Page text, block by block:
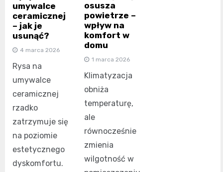
umywalce
ceramicznej
– jak je
usunąć?
4 marca 2026
Rysa na
umywalce
ceramicznej
rzadko
zatrzymuje się
na poziomie
estetycznego
dyskomfortu.
osusza
powietrze –
wpływ na
komfort w
domu
1 marca 2026
Klimatyzacja
obniża
temperaturę,
ale
równocześnie
zmienia
wilgotność w